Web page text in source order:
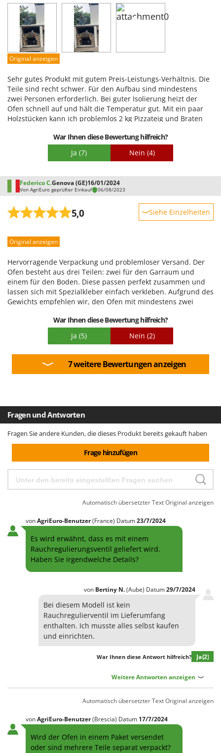
Leistung
Benutzerfreundlichkeit
Qualität / Preis
Schwierigkeitsgrad Zusammenbau
Original anzeigen
Sehr gutes Produkt mit gutem Preis-Leistungs-Verhältnis. Die
Teile sind recht schwer. Für den Aufbau sind mindestens
zwei Personen erforderlich. Bei guter Isolierung heizt der
Ofen schnell auf und hält die Temperatur gut. Mit ein paar
Holzstücken kann ich problemlos 2 kg Pizzateig und Braten
Rahmen und nicht an der Tür befestigt sein. So kann man die
Temperatur nicht messen, ohne das Feuer zu ersticken. Kurz
gesagt … für mich ist er nicht sehr nützlich.
War Ihnen diese Bewertung hilfreich?
Ja (7) Nein (4)
Federico C.Genova (GE)16/01/2024
Von AgriEuro geprüfter Einkauf 06/08/2023
5,0 Siehe Einzelheiten
Leistung
Qualität / Preis
Schwierigkeitsgrad Zusammenbau
Verpackung
Original anzeigen
Hervorragende Verpackung und problemloser Versand. Der
Ofen besteht aus drei Teilen: zwei für den Garraum und
einem für den Boden. Diese passen perfekt zusammen und
lassen sich mit Spezialkleber einfach verkleben. Aufgrund des
Gewichts empfehlen wir, den Ofen mit mindestens zwei
alles mit Steinwolle und feuerfestem Mörtel und streichen die
Oberfläche mit Spezialfarbe. Für eine glatte Backfläche
empfehlen wir die Anschaffung einer 1,5 cm dicken
Sie vor der ersten Benutzung die beiliegende Anleitung
War Ihnen diese Bewertung hilfreich?
Ja (5) Nein (2)
7 weitere Bewertungen anzeigen
Fragen und Antworten
Fragen Sie andere Kunden, die dieses Produkt bereits gekauft haben
Frage hinzufügen
Automatisch übersetzter TextOriginal anzeigen
vonAgriEuro-Benutzer(France) Datum23/7/2024
Es wird erwähnt, dass es mit einem
Rauchregulierungsventil geliefert wird.
Haben Sie irgendwelche Details?
von Bertiny N.(Aube) Datum29/7/2024
Bei diesem Modell ist kein
Rauchregulierventil im Lieferumfang
enthalten. Ich musste alles selbst kaufen
und einrichten.
War Ihnen diese Antwort hilfreich? Ja(2)
Weitere Antworten anzeigen
Automatisch übersetzter TextOriginal anzeigen
vonAgriEuro-Benutzer(Brescia) Datum 17/7/2024
Wird der Ofen in einem Paket versendet
oder sind mehrere Teile separat verpackt?